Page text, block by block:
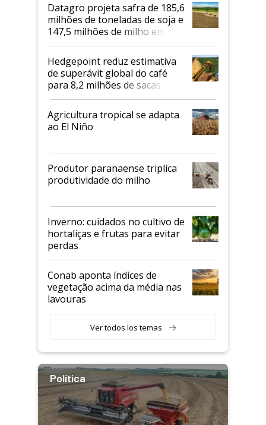
Datagro projeta safra de 185,6
milhões de toneladas de soja e
147,5 milhões de milho em
2026/27
Hedgepoint reduz estimativa
de superávit global do café
para 8,2 milhões de sacas
Agricultura tropical se adapta
ao El Niño
Produtor paranaense triplica
produtividade do milho
Inverno: cuidados no cultivo de
hortaliças e frutas para evitar
perdas
Conab aponta índices de
vegetação acima da média nas
lavouras
Ver todos los temas
Política